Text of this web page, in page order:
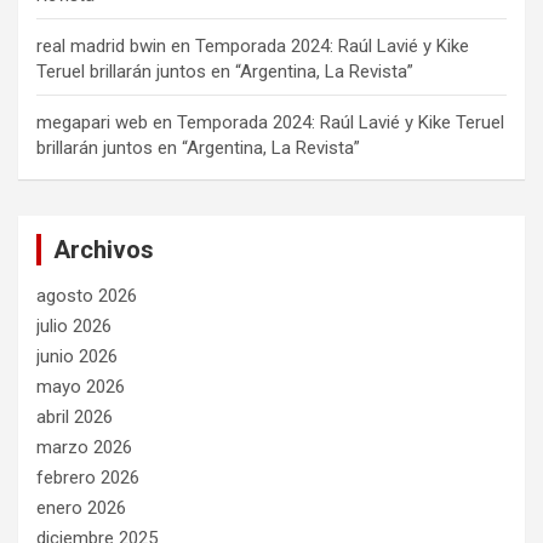
real madrid bwin en Temporada 2024: Raúl Lavié y Kike
Teruel brillarán juntos en “Argentina, La Revista”
megapari web en Temporada 2024: Raúl Lavié y Kike Teruel
brillarán juntos en “Argentina, La Revista”
Archivos
agosto 2026
julio 2026
junio 2026
mayo 2026
abril 2026
marzo 2026
febrero 2026
enero 2026
diciembre 2025